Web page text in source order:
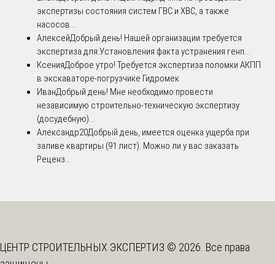
экспертизы состояния систем ГВС и ХВС, а также
насосов...
АлексейДобрый день! Нашей организации требуется
экспертиза для:Установления факта устранения генп...
КсенияДоброе утро! Требуется экспертиза поломки АКПП
в экскаваторе-погрузчике Гидромек
ИванДобрый день! Мне необходимо провести
независимую строительно-техническую экспертизу
(досудебную)...
Александр20Добрый день, имеется оценка ущерба при
заливе квартиры (91 лист). Можно ли у вас заказать
Реценз...
ЦЕНТР СТРОИТЕЛЬНЫХ ЭКСПЕРТИЗ © 2026. Все права